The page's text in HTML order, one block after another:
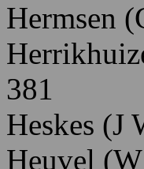
Hermsen
381
Heskes (J
Heuvel (W